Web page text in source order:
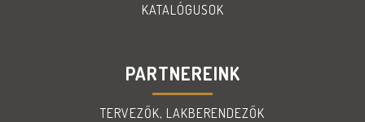
KATALÓGUSOK
PARTNEREINK
TERVEZŐK, LAKBERENDEZŐK